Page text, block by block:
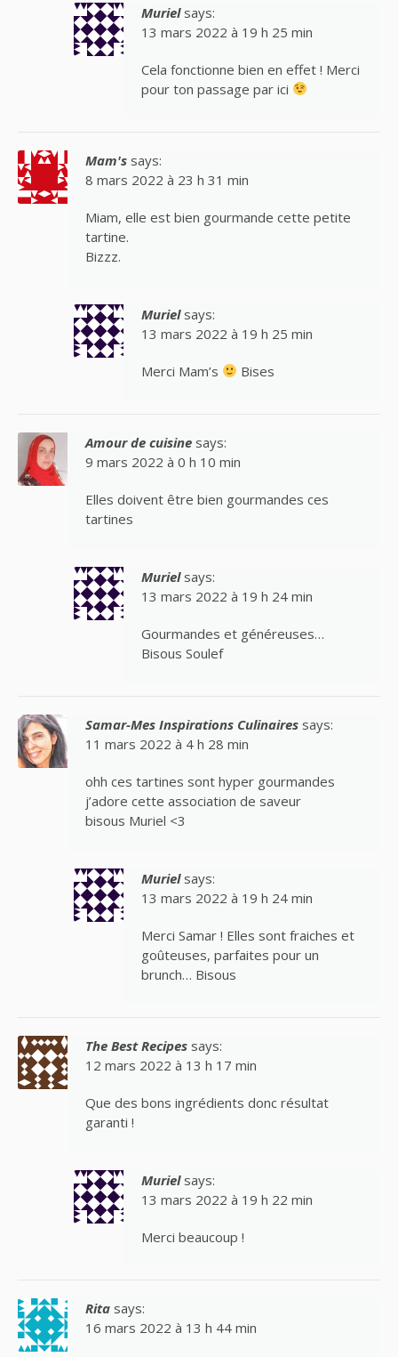
Muriel says:
13 mars 2022 à 19 h 25 min
Cela fonctionne bien en effet ! Merci
pour ton passage par ici
Mam's says:
8 mars 2022 à 23 h 31 min
Miam, elle est bien gourmande cette petite
tartine.
Bizzz.
Muriel says:
13 mars 2022 à 19 h 25 min
Merci Mam’s Bises
Amour de cuisine says:
9 mars 2022 à 0 h 10 min
Elles doivent être bien gourmandes ces
tartines
Muriel says:
13 mars 2022 à 19 h 24 min
Gourmandes et généreuses…
Bisous Soulef
Samar-Mes Inspirations Culinaires says:
11 mars 2022 à 4 h 28 min
ohh ces tartines sont hyper gourmandes
j’adore cette association de saveur
bisous Muriel <3
Muriel says:
13 mars 2022 à 19 h 24 min
Merci Samar ! Elles sont fraiches et
goûteuses, parfaites pour un
brunch… Bisous
The Best Recipes says:
12 mars 2022 à 13 h 17 min
Que des bons ingrédients donc résultat
garanti !
Muriel says:
13 mars 2022 à 19 h 22 min
Merci beaucoup !
Rita says:
16 mars 2022 à 13 h 44 min